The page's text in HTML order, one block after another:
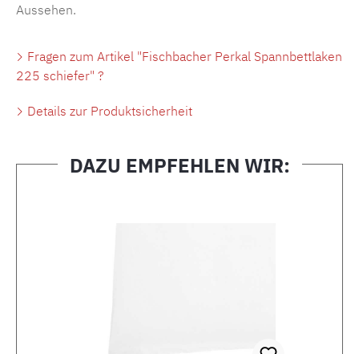
Aussehen.
Fragen zum Artikel "Fischbacher Perkal Spannbettlaken
225 schiefer" ?
Details zur Produktsicherheit
DAZU EMPFEHLEN WIR: